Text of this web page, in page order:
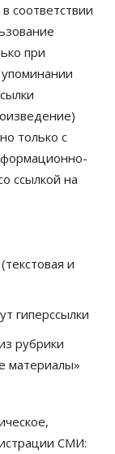
по
тонны
на 40%
соответствии
при
только с
ссылкой на
и
гиперссылки
рубрики
материалы»
СМИ: